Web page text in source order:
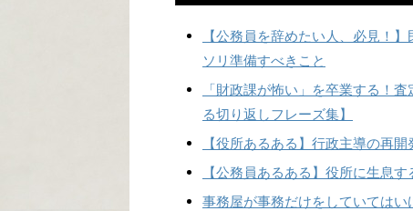
【公務員を辞めたい人、必見！
ソリ準備すべきこと
「財政課が怖い」を卒業する！
る切り返しフレーズ集】
【役所あるある】行政主導の再
【公務員あるある】役所に生息
事務屋が事務だけをしていてはい